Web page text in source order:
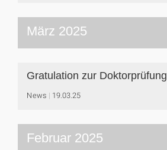
März 2025
Gratulation zur Doktorprüfung
News 19.03.25
Februar 2025